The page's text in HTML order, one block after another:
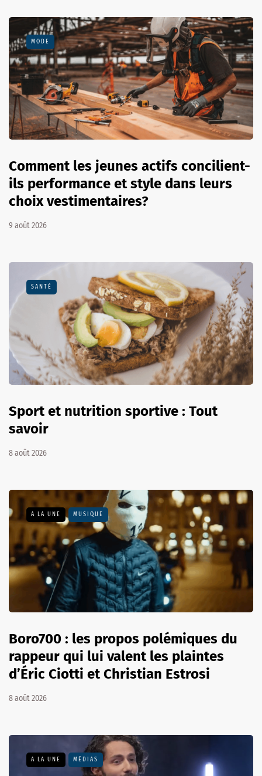
MODE
Comment les jeunes actifs concilient-
ils performance et style dans leurs
choix vestimentaires?
9 août 2026
SANTÉ
Sport et nutrition sportive : Tout
savoir
8 août 2026
A LA UNE MUSIQUE
Boro700 : les propos polémiques du
rappeur qui lui valent les plaintes
d’Éric Ciotti et Christian Estrosi
8 août 2026
A LA UNE MÉDIAS